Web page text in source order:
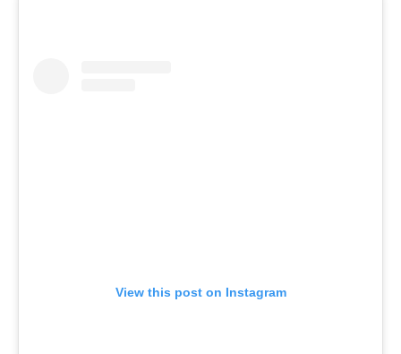
View this post on Instagram